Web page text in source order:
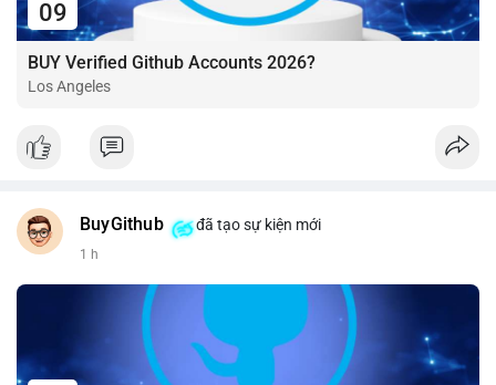
09
BUY Verified Github Accounts 2026?
Los Angeles
BuyGithub đã tạo sự kiện mới
1 h